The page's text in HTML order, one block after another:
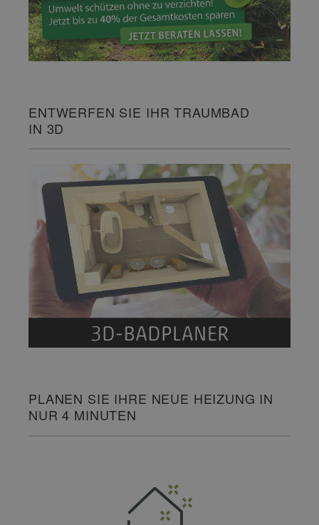
ENTWERFEN SIE IHR TRAUMBAD
IN 3D
PLANEN SIE IHRE NEUE HEIZUNG IN
NUR 4 MINUTEN